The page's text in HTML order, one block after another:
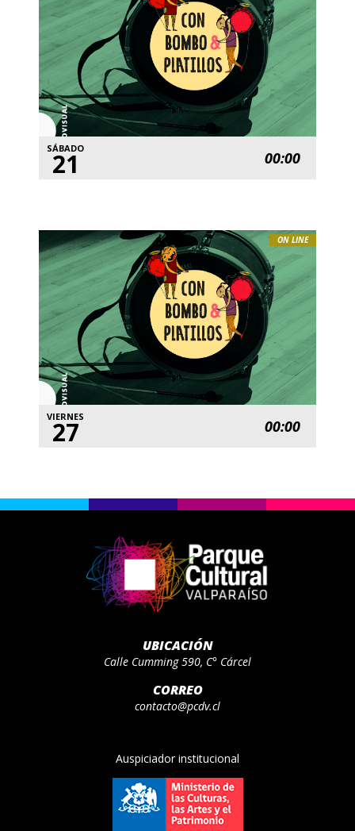
SÁBADO
21 00:00
ON LINE
VIERNES
27 00:00
UBICACIÓN
Calle Cumming 590, C° Cárcel
CORREO
contacto@pcdv.cl
Auspiciador institucional